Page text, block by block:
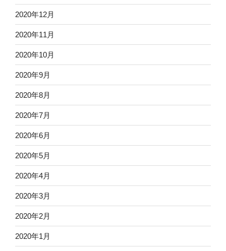
2020年12月
2020年11月
2020年10月
2020年9月
2020年8月
2020年7月
2020年6月
2020年5月
2020年4月
2020年3月
2020年2月
2020年1月